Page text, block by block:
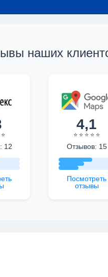
наших
12
4,1
⭐ ⭐ ⭐ ⭐ ⭐
Отзывов: 15
Посмотреть
отзывы